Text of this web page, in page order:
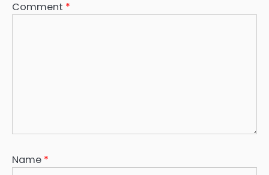
Comment *
Name *